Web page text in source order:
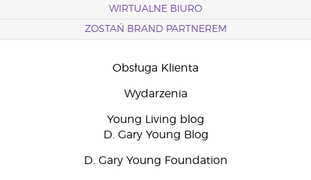
WIRTUALNE BIURO
ZOSTAŃ BRAND PARTNEREM
Obsługa Klienta
Wydarzenia
Young Living blog
D. Gary Young Blog
D. Gary Young Foundation